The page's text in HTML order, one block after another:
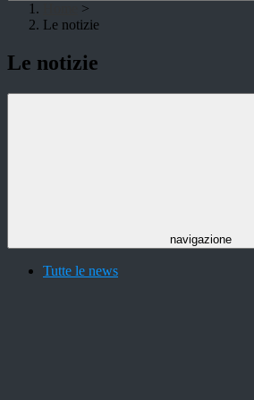
>
Le notizie
Le notizie
navigazione
Tutte le news